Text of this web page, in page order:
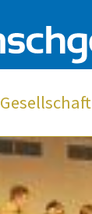
Gesellschaft